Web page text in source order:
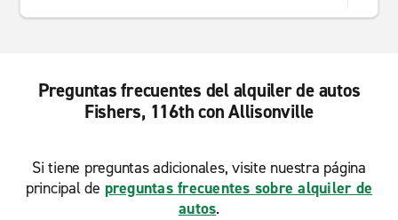
Preguntas frecuentes del alquiler de autos
Fishers, 116th con Allisonville
Si tiene preguntas adicionales, visite nuestra página
principal de preguntas frecuentes sobre alquiler de
autos.